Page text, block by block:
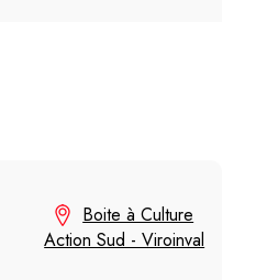
Boite à Culture
Action Sud - Viroinval